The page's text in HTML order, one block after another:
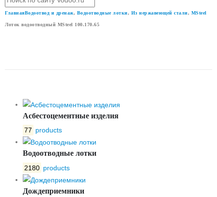
ГлавнаяВодоотвод и дренаж, Водоотводные лотки, Из нержавеющей стали, MSteel
Лоток водоотводный MSteel 100.170.65
Асбестоцементные изделия
77 products
Водоотводные лотки
2180 products
Дождеприемники